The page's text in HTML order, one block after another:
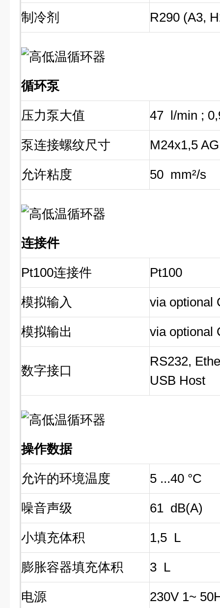
制冷剂 R290 (A3,
循环泵
压力泵大值
47 l/min ;
泵连接螺纹尺寸
M24x1,5
允许粘度
50 mm²/s
连接件
Pt100连接件
Pt100
模拟输入
via optional
模拟输出
via optional
数字接口
RS232,
USB Host
操作数据
允许的环境温度
5 ...40 °C
噪音声级
61 dB(A)
小填充体积
1,5 L
膨胀容器填充体积
3 L
电源
230V 1~